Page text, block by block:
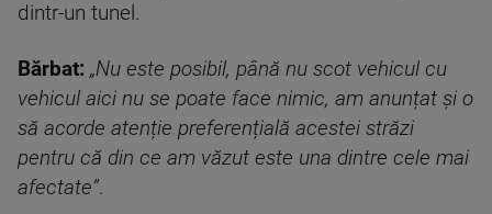
dintr-un tunel.
Bărbat: „Nu este posibil, până nu scot vehicul cu
vehicul aici nu se poate face nimic, am anunțat și o
să acorde atenție preferențială acestei străzi
pentru că din ce am văzut este una dintre cele mai
afectate”.